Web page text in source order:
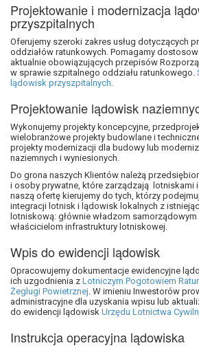
Projektowanie i modernizacja
przyszpitalnych
Oferujemy szeroki zakres usług dotyczących
oddziałów ratunkowych. Pomagamy
aktualnie obowiązujących przepisów
w sprawie szpitalnego oddziału ratunkowego.
lądowisk przyszpitalnych.
Projektowanie lądowisk
Wykonujemy projekty koncepcyjne,
wielobranżowe projekty budowlane i
projekty modernizacji dla budowy lub
naziemnych i wyniesionych.
Do grona naszych Klientów należą
i osoby prywatne, które zarządzają lotniskami
naszą ofertę kierujemy do tych, którzy
integracji lotnisk i lądowisk lokalnych z
lotniskową: głównie władzom samorządowym
właścicielom infrastruktury lotniskowej.
Wpis do ewidencji lądowisk
Opracowujemy dokumentacje ewidencyjne
ich uzgodnienia z Lotniczym Pogotowiem
Żeglugi Powietrznej. W imieniu Inwestorów
administracyjne dla uzyskania wpisu lub
do ewidencji lądowisk Urzędu Lotnictwa
Instrukcja operacyjna lądowiska